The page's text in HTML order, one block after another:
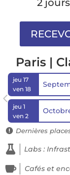
2
Paris |
jeu 17
ven 18
jeu 1
ven 2
 Dernières
 Labs :
 Cafés et